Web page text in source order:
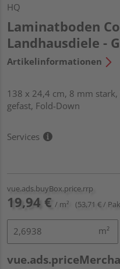
HQ
Laminatboden
Landhausdiele -
Artikelinformationen
138 x 24,4 cm, 8 mm
gefast, Fold-Down
Services
vue.ads.buyBox.price.rrp
19,94 € / m² (53,71 € /
m²